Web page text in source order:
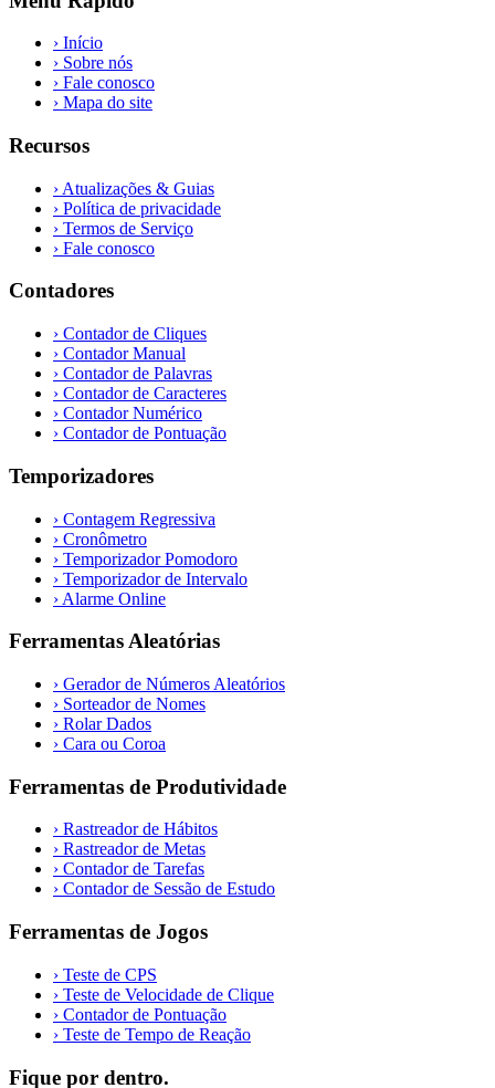
› Início
› Sobre nós
› Fale conosco
› Mapa do site
Recursos
› Atualizações & Guias
› Política de privacidade
› Termos de Serviço
› Fale conosco
Contadores
› Contador de Cliques
› Contador Manual
› Contador de Palavras
› Contador de Caracteres
› Contador Numérico
› Contador de Pontuação
Temporizadores
› Contagem Regressiva
› Cronômetro
› Temporizador Pomodoro
› Temporizador de Intervalo
› Alarme Online
Ferramentas Aleatórias
› Gerador de Números Aleatórios
› Sorteador de Nomes
› Rolar Dados
› Cara ou Coroa
Ferramentas de Produtividade
› Rastreador de Hábitos
› Rastreador de Metas
› Contador de Tarefas
› Contador de Sessão de Estudo
Ferramentas de Jogos
› Teste de CPS
› Teste de Velocidade de Clique
› Contador de Pontuação
› Teste de Tempo de Reação
Fique por dentro.